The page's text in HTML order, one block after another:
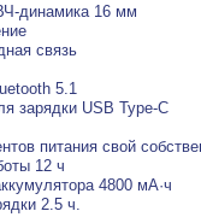
динамика 16 мм
связь
5.1
зарядки USB Type-C
питания свой
12 ч
4800 мА·ч
2.5 ч.